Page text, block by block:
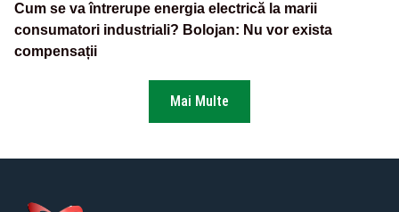
Cum se va întrerupe energia electrică la marii
consumatori industriali? Bolojan: Nu vor exista
compensații
Mai Multe